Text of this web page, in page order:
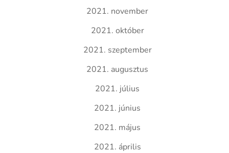
2021. november
2021. október
2021. szeptember
2021. augusztus
2021. július
2021. június
2021. május
2021. április